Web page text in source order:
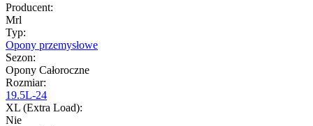
Producent:
Mrl
Typ:
Opony przemysłowe
Sezon:
Opony Całoroczne
Rozmiar:
19.5L-24
XL (Extra Load):
Nie